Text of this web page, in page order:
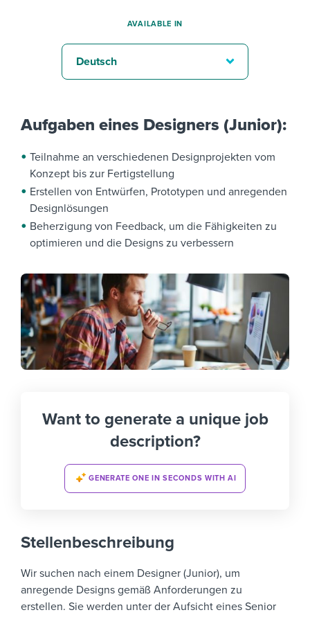
Aufgaben eines Designers (Junior):
Teilnahme an verschiedenen Designprojekten vom
Konzept bis zur Fertigstellung
Erstellen von Entwürfen, Prototypen und anregenden
Designlösungen
Beherzigung von Feedback, um die Fähigkeiten zu
optimieren und die Designs zu verbessern
Want to generate a unique job
description?
GENERATE ONE IN SECONDS WITH AI
Stellenbeschreibung
Wir suchen nach einem Designer (Junior), um
anregende Designs gemäß Anforderungen zu
erstellen. Sie werden unter der Aufsicht eines Senior
AVAILABLE IN
Deutsch